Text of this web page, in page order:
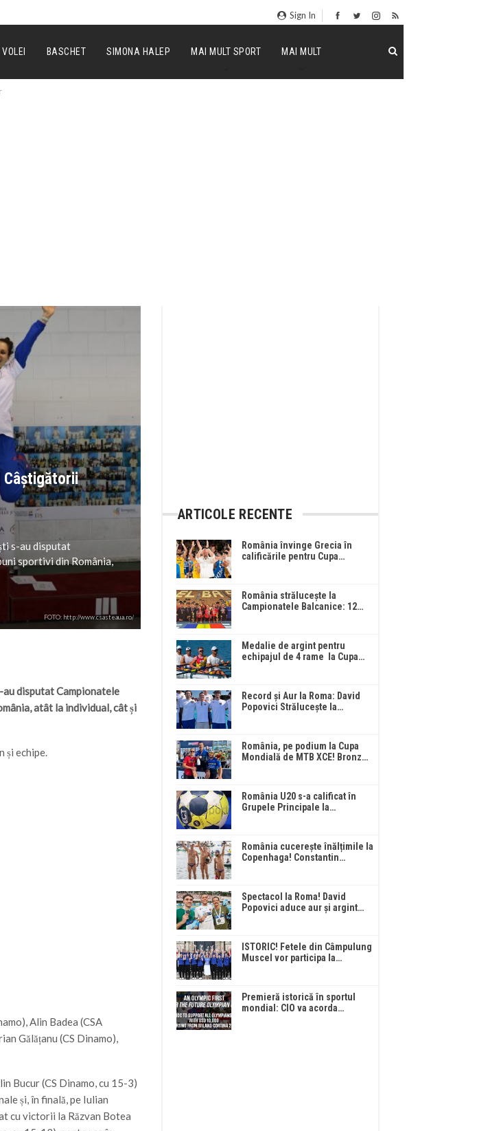
Sign In
VOLEI BASCHET SIMONA HALEP MAI MULT SPORT MAI MULT
Câștigătorii
s-au disputat
sportivi din România,
FOTO: http://www.csasteaua.ro/
au disputat Campionatele
atât la individual, cât și
și echipe.
Alin Badea (CSA
Gălățanu (CS Dinamo),
Bucur (CS Dinamo, cu 15-3)
și, în finală, pe Iulian
cu victorii la Răzvan Botea
ARTICOLE RECENTE
România învinge Grecia în
calificările pentru Cupa…
România strălucește la
Campionatele Balcanice: 12…
Medalie de argint pentru
echipajul de 4 rame la Cupa…
Record și Aur la Roma: David
Popovici Strălucește la…
România, pe podium la Cupa
Mondială de MTB XCE! Bronz…
România U20 s-a calificat în
Grupele Principale la…
România cucerește înălțimile la
Copenhaga! Constantin…
Spectacol la Roma! David
Popovici aduce aur și argint…
ISTORIC! Fetele din Câmpulung
Muscel vor participa la…
Premieră istorică în sportul
mondial: CIO va acorda…